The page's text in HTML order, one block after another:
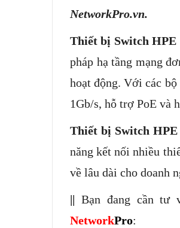
NetworkPro.vn.
Thiết bị Switch HPE
pháp hạ tầng mạng
hoạt động. Với các
1Gb/s, hỗ trợ PoE và
Thiết bị Switch HPE
năng kết nối nhiều
về lâu dài cho doanh
|| Bạn đang cần tư
NetworkPro: